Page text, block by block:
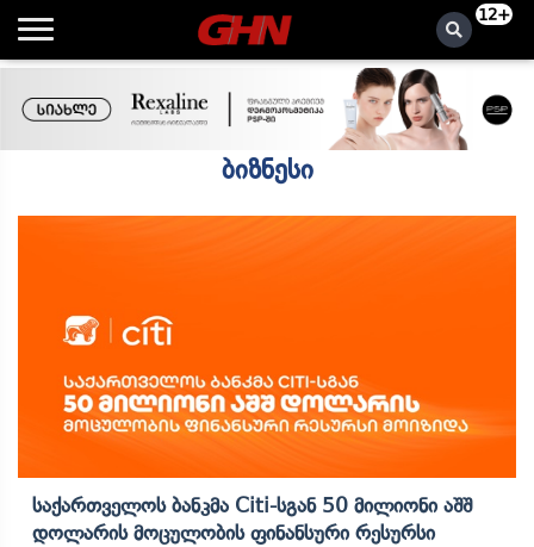
12+
ბიზნესი
Საქართველოს Ბანკმა Citi-Სგან 50 Მილიონი Აშშ
Დოლარის Მოცულობის Ფინანსური Რესურსი